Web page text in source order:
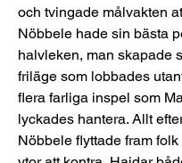
och tvingade målvakten
Nöbbele hade sin bästa
halvleken, man skapade
friläge som lobbades
flera farliga inspel som
lyckades hantera. Allt
Nöbbele flyttade fram folk